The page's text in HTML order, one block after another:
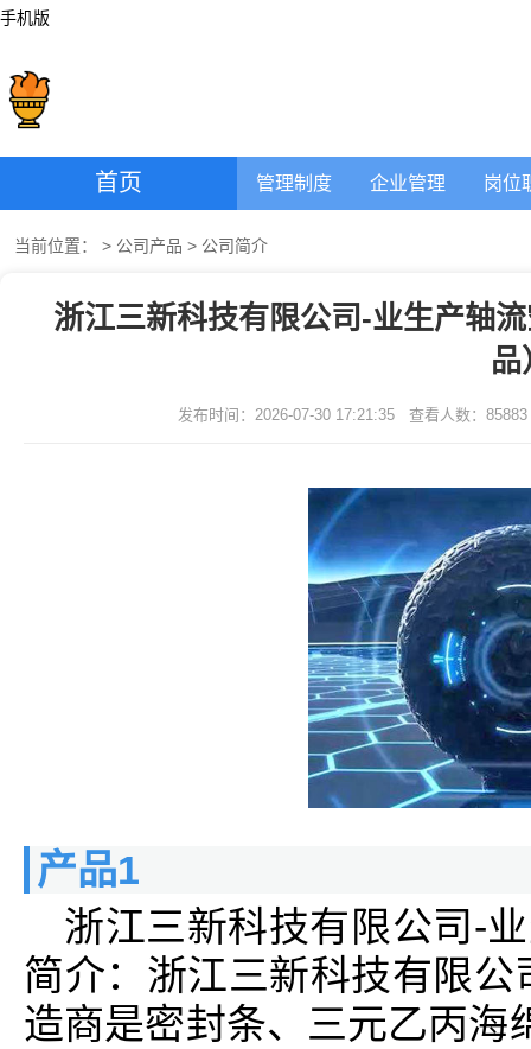
手机版
首页 管理制度 企业管理 岗位
当前位置： > 公司产品 > 公司简介
浙江三新科技有限公司-业生产轴
品
发布时间：2026-07-30 17:21:35 查看人数： 85883
产品1
浙江三新科技有限公司-
简介：浙江三新科技有限
造商是密封条、三元乙丙海